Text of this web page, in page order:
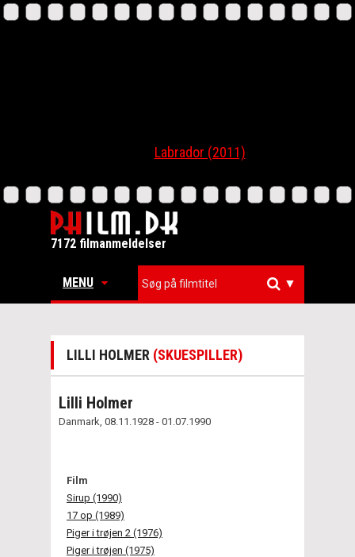
Labrador (2011)
7172 filmanmeldelser
MENU ▼
LILLI HOLMER (SKUESPILLER)
Lilli Holmer
Danmark, 08.11.1928 - 01.07.1990
Film
Sirup (1990)
17 op (1989)
Piger i trøjen 2 (1976)
Piger i trøjen (1975)